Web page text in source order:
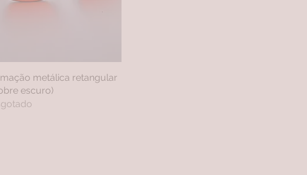
Visualização rápida
metálica retangular
escuro)